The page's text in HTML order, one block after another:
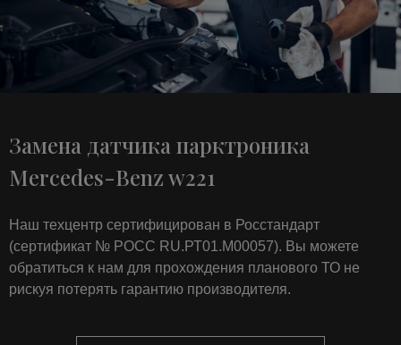
Замена датчика парктроника
Mercedes-Benz w221
Наш техцентр сертифицирован в Росстандарт
(сертификат № РОСС RU.РТ01.М00057). Вы можете
обратиться к нам для прохождения планового ТО не
рискуя потерять гарантию производителя.